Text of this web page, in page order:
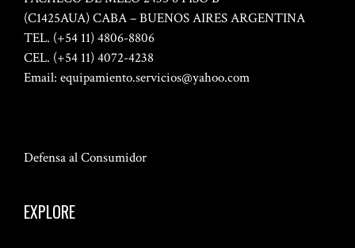
(C1425AUA) CABA – BUENOS AIRES ARGENTINA
TEL. (+54 11) 4806-8806
CEL. (+54 11) 4072-4238
Email: equipamiento.servicios@yahoo.com
Defensa al Consumidor
EXPLORE